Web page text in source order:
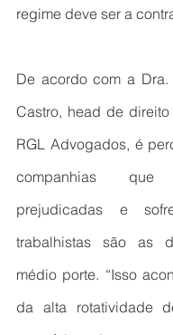
regime deve ser a
De acordo com a
Castro, head de
RGL Advogados, é
companhias
prejudicadas e
trabalhistas são as
médio porte. “Isso
da alta rotatividade